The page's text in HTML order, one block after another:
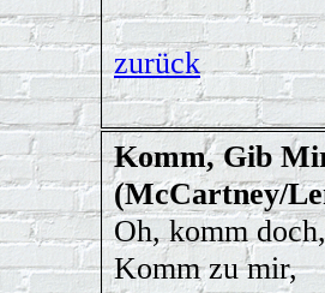
zurück
Komm, Gib
(McCartney/
Oh, komm doch,
Komm zu mir,